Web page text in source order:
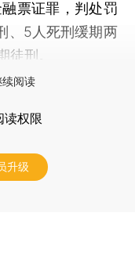
票证罪，判处罚
、5人死刑缓期两
刑。
续阅读
读权限
升级